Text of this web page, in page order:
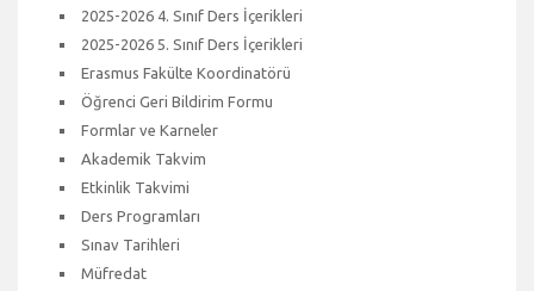
2025-2026 4. Sınıf Ders İçerikleri
2025-2026 5. Sınıf Ders İçerikleri
Erasmus Fakülte Koordinatörü
Öğrenci Geri Bildirim Formu
Formlar ve Karneler
Akademik Takvim
Etkinlik Takvimi
Ders Programları
Sınav Tarihleri
Müfredat